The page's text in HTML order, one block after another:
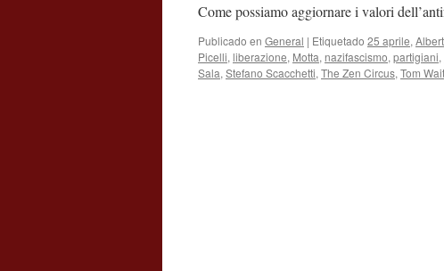
Come possiamo aggiornare i valori
Publicado en General | Etiquetado 25 aprile,
Picelli, liberazione, Motta, nazifascismo, partigiani,
Sala, Stefano Scacchetti, The Zen Circus, Tom